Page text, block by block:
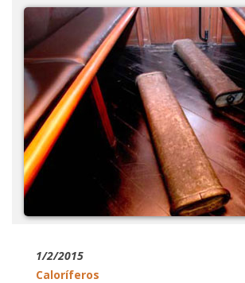
1/2/2015
Caloríferos